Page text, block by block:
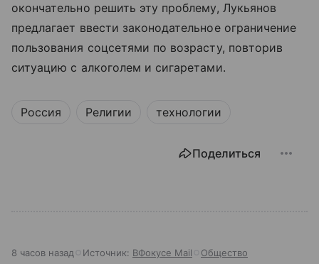
окончательно решить эту проблему, Лукьянов
предлагает ввести законодательное ограничение
пользования соцсетями по возрасту, повторив
ситуацию с алкоголем и сигаретами.
Россия Религии технологии
Поделиться
8 часов назад Источник: ВФокусе Mail Общество